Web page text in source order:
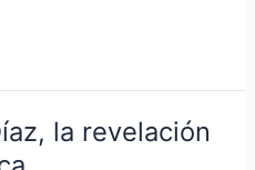
la revelación